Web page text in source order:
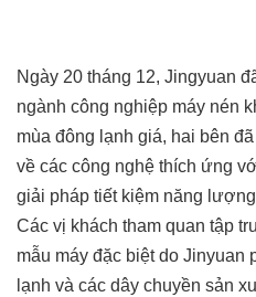
Ngày 20 tháng 12, Jingyuan
ngành công nghiệp máy nén
mùa đông lạnh giá, hai bên
về các công nghệ thích ứng
giải pháp tiết kiệm năng
Các vị khách tham quan tập
mẫu máy đặc biệt do Jinyuan
lạnh và các dây chuyền sản